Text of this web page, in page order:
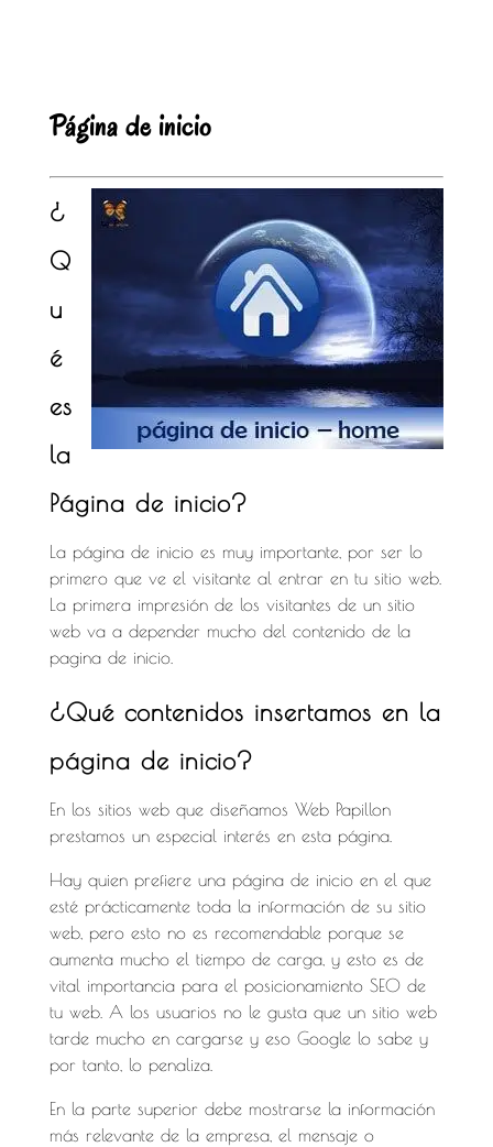
Página de inicio
¿
Q
u
é
es
la
Página de inicio?
La página de inicio es muy importante, por ser lo
primero que ve el visitante al entrar en tu sitio web.
La primera impresión de los visitantes de un sitio
web va a depender mucho del contenido de la
pagina de inicio.
¿Qué contenidos insertamos en la
página de inicio?
En los sitios web que diseñamos Web Papillon
prestamos un especial interés en esta página.
Hay quien prefiere una página de inicio en el que
esté prácticamente toda la información de su sitio
web, pero esto no es recomendable porque se
aumenta mucho el tiempo de carga, y esto es de
vital importancia para el posicionamiento SEO de
tu web. A los usuarios no le gusta que un sitio web
tarde mucho en cargarse y eso Google lo sabe y
por tanto, lo penaliza.
En la parte superior debe mostrarse la información
más relevante de la empresa, el mensaje o